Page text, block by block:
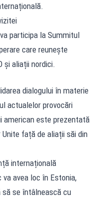
participa la Summitul
care reunește
și aliații nordici.
dialogului în materie
actualelor provocări
american este prezentată
față de aliații săi din
internațională
avea loc în Estonia,
să se întâlnească cu